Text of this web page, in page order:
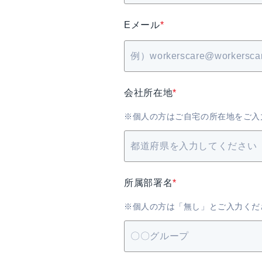
Eメール*
会社所在地*
※個人の方はご自宅の所在地をご入
所属部署名*
※個人の方は「無し」とご入力くだ